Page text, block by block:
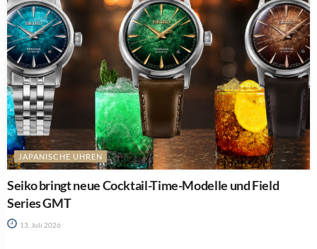
JAPANISCHE UHREN
Seiko bringt neue Cocktail-Time-Modelle und Field
Series GMT
13. Juli 2026